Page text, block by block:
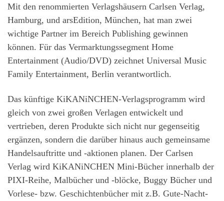
Mit den renommierten Verlagshäusern Carlsen Verlag,
Hamburg, und arsEdition, München, hat man zwei
wichtige Partner im Bereich Publishing gewinnen
können. Für das Vermarktungssegment Home
Entertainment (Audio/DVD) zeichnet Universal Music
Family Entertainment, Berlin verantwortlich.
Das künftige KiKANiNCHEN-Verlagsprogramm wird
gleich von zwei großen Verlagen entwickelt und
vertrieben, deren Produkte sich nicht nur gegenseitig
ergänzen, sondern die darüber hinaus auch gemeinsame
Handelsauftritte und -aktionen planen. Der Carlsen
Verlag wird KiKANiNCHEN Mini-Bücher innerhalb der
PIXI-Reihe, Malbücher und -blöcke, Buggy Bücher und
Vorlese- bzw. Geschichtenbücher mit z.B. Gute-Nacht-